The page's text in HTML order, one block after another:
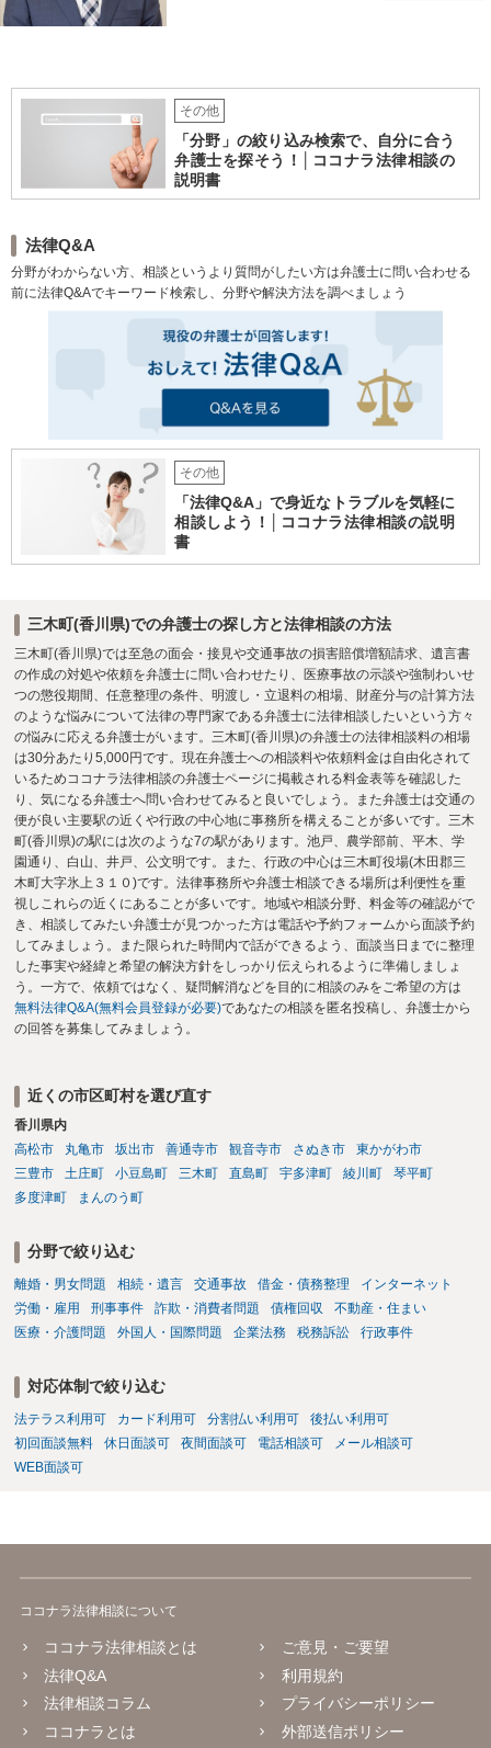
その他
「分野」の絞り込み検索で、自分に合う
弁護士を探そう！│ココナラ法律相談の
説明書
法律Q&A
分野がわからない方、相談というより質問がしたい方は弁護士に問い合わせる
前に法律Q&Aでキーワード検索し、分野や解決方法を調べましょう
その他
「法律Q&A」で身近なトラブルを気軽に
相談しよう！│ココナラ法律相談の説明
書
三木町(香川県)での弁護士の探し方と法律相談の方法
三木町(香川県)では至急の面会・接見や交通事故の損害賠償増額請求、遺言書
の作成の対処や依頼を弁護士に問い合わせたり、医療事故の示談や強制わいせ
つの懲役期間、任意整理の条件、明渡し・立退料の相場、財産分与の計算方法
のような悩みについて法律の専門家である弁護士に法律相談したいという方々
の悩みに応える弁護士がいます。三木町(香川県)の弁護士の法律相談料の相場
は30分あたり5,000円です。現在弁護士への相談料や依頼料金は自由化されて
いるためココナラ法律相談の弁護士ページに掲載される料金表等を確認した
り、気になる弁護士へ問い合わせてみると良いでしょう。また弁護士は交通の
便が良い主要駅の近くや行政の中心地に事務所を構えることが多いです。三木
町(香川県)の駅には次のような7の駅があります。池戸、農学部前、平木、学
園通り、白山、井戸、公文明です。また、行政の中心は三木町役場(木田郡三
木町大字氷上３１０)です。法律事務所や弁護士相談できる場所は利便性を重
視しこれらの近くにあることが多いです。地域や相談分野、料金等の確認がで
き、相談してみたい弁護士が見つかった方は電話や予約フォームから面談予約
してみましょう。また限られた時間内で話ができるよう、面談当日までに整理
した事実や経緯と希望の解決方針をしっかり伝えられるように準備しましょ
う。一方で、依頼ではなく、疑問解消などを目的に相談のみをご希望の方は
無料法律Q&A(無料会員登録が必要)であなたの相談を匿名投稿し、弁護士から
の回答を募集してみましょう。
近くの市区町村を選び直す
香川県内
高松市
丸亀市 坂出市 善通寺市 観音寺市 さぬき市
東かがわ市
三豊市
土庄町 小豆島町 三木町 直島町 宇多津町 綾川町
琴平町
多度津町
まんのう町
分野で絞り込む
離婚・男女問題 相続・遺言 交通事故 借金・債務整理
インターネット
労働・雇用
刑事事件 詐欺・消費者問題 債権回収
不動産・住まい
医療・介護問題
外国人・国際問題 企業法務 税務訴訟 行政事件
対応体制で絞り込む
法テラス利用可 カード利用可 分割払い利用可
後払い利用可
初回面談無料
休日面談可 夜間面談可 電話相談可
メール相談可
WEB面談可
ココナラ法律相談について
ココナラ法律相談とは
法律Q&A
法律相談コラム
ココナラとは
ご意見・ご要望
利用規約
プライバシーポリシー
外部送信ポリシー